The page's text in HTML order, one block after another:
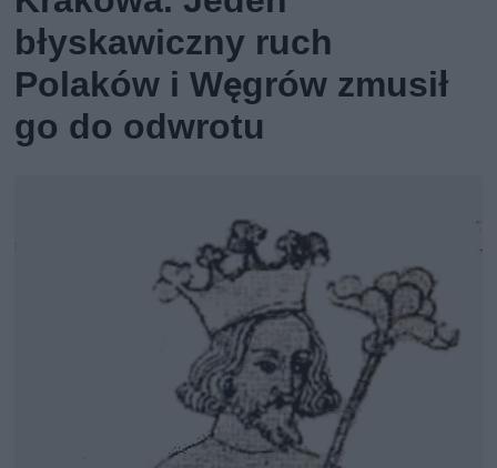
błyskawiczny ruch
Polaków i Węgrów zmusił
go do odwrotu